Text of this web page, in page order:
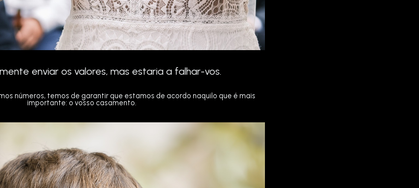
enviar os valores, mas estaria a falhar-vos.
números, temos de garantir que estamos de acordo naquilo que é mais
importante: o vosso casamento.